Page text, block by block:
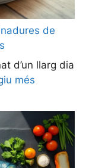
de
d’un llarg dia
més